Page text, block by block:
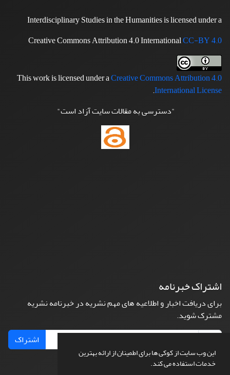
این وب سایت از کوکی ها برای اطمینان از ارائه بهترین
خدمات استفاده می کند.
Interdisciplinary Studies in the Humanities is licensed under a
Creative Commons Attribution 4.0 InternationalCC-BY 4.0
This work is licensed under aCreative Commons Attribution 4.0
International License
.
"دسترسی به مقالات سایت آزاد است"
اشتراک خبرنامه
برای دریافت اخبار و اطلاعیه های مهم نشریه در خبرنامه نشریه
مشترک شوید.
اشتراک